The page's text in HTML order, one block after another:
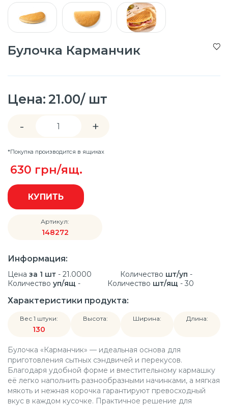
Булочка Карманчик
Цена: 21.00/ шт
- +
*Покупка производится в ящиках
630 грн/ящ.
КУПИТЬ
Артикул:
148272
Информация:
Цена за 1 шт - 21.0000 Количество шт/уп -
Количество уп/ящ - Количество шт/ящ - 30
Характеристики продукта:
Вес 1 штуки:
130
Высота: Ширина: Длина:
Булочка «Карманчик» — идеальная основа для
приготовления сытных сэндвичей и перекусов.
Благодаря удобной форме и вместительному кармашку
её легко наполнить разнообразными начинками, а мягкая
мякоть и нежная корочка гарантируют превосходный
вкус в каждом кусочке. Практичное решение для